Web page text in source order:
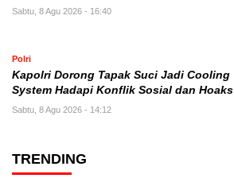
Sabtu, 8 Agu 2026 - 16:40
Polri
Kapolri Dorong Tapak Suci Jadi Cooling
System Hadapi Konflik Sosial dan Hoaks
Sabtu, 8 Agu 2026 - 14:12
TRENDING